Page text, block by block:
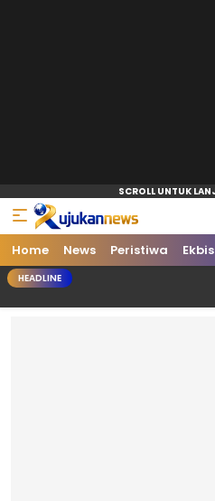
Home News Peristiwa Ekbis
HEADLINE